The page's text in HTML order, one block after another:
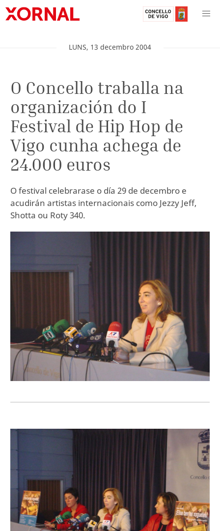
LUNS, 13 decembro 2004
O Concello traballa na
organización do I
Festival de Hip Hop de
Vigo cunha achega de
24.000 euros
O festival celebrarase o día 29 de decembro e
acudirán artistas internacionais como Jezzy Jeff,
Shotta ou Roty 340.